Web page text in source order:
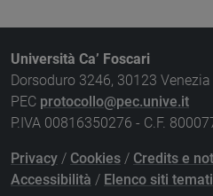
Università Ca’ Foscari
Dorsoduro 3246, 30123 Venezia
PEC protocollo@pec.unive.it
P.IVA 00816350276 - C.F.
Privacy / Cookies / Credits e
Accessibilità / Elenco siti